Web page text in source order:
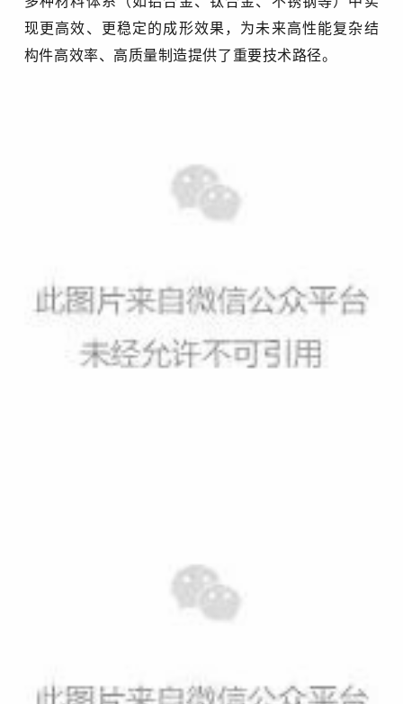
现更高效、更稳定的成形效果，为未来高性能复杂结
构件高效率、高质量制造提供了重要技术路径。